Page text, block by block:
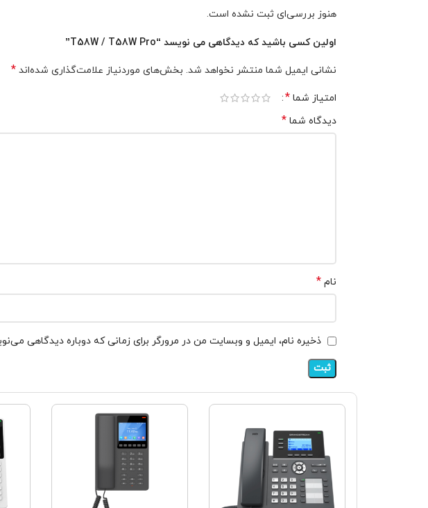
هنوز بررسی‌ای ثبت نشده است.
اولین کسی باشید که دیدگاهی می نویسد “T58W / T58W Pro”
نشانی ایمیل شما منتشر نخواهد شد. بخش‌های موردنیاز علامت‌گذاری شده‌اند *
امتیاز شما *
دیدگاه شما *
نام *
ذخیره نام، ایمیل و وبسایت من در مرورگر برای زمانی که دوباره دیدگاهی